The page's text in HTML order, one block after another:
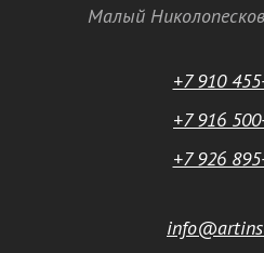
Малый
+7 910
+7 916
+7 926